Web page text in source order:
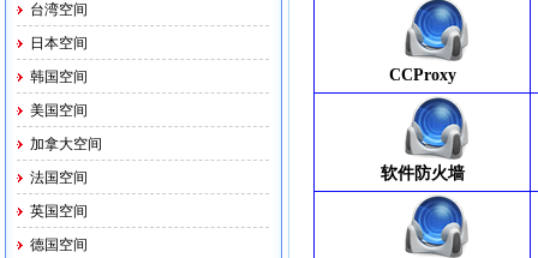
台湾空间
日本空间
韩国空间
美国空间
加拿大空间
法国空间
英国空间
德国空间
CCProxy
软件防火墙